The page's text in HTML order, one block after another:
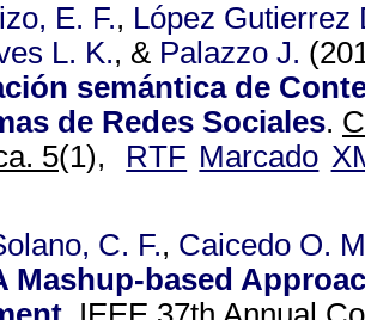
E. F., López Gutierrez
L. K., & Palazzo J.
semántica de
de Redes Sociales.
5(1), RTF Marcado
C. F., Caicedo O.
Mashup-based